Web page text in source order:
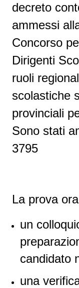
decreto
ammessi
Concorso
Dirigenti
ruoli
scolastiche
provinciali
Sono stati
3795
La prova
un
candidato
una